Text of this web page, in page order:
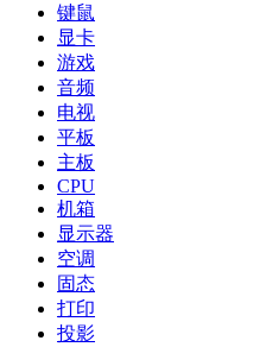
键鼠
显卡
游戏
音频
电视
平板
主板
CPU
机箱
显示器
空调
固态
打印
投影